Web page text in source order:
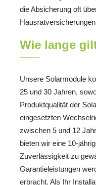
die Absicherung oft
Wie lange
Unsere Solarmodule
25 und 30 Jahren,
Produktqualität der
eingesetzten
zwischen 5 und 12
bieten wir eine 10-
Zuverlässigkeit zu
Garantieleistungen
erbracht. Als Ihr